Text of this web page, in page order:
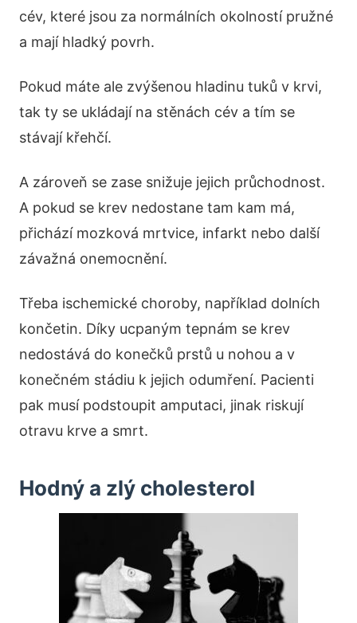
cév, které jsou za normálních okolností pružné
a mají hladký povrh.
Pokud máte ale zvýšenou hladinu tuků v krvi,
tak ty se ukládají na stěnách cév a tím se
stávají křehčí.
A zároveň se zase snižuje jejich průchodnost.
A pokud se krev nedostane tam kam má,
přichází mozková mrtvice, infarkt nebo další
závažná onemocnění.
Třeba ischemické choroby, například dolních
končetin. Díky ucpaným tepnám se krev
nedostává do konečků prstů u nohou a v
konečném stádiu k jejich odumření. Pacienti
pak musí podstoupit amputaci, jinak riskují
otravu krve a smrt.
Hodný a zlý cholesterol